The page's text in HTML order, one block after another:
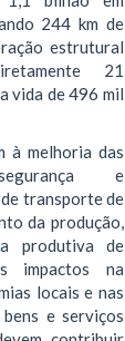
244 km de
estrutural
21
vida de 496 mil
à melhoria das
e
transporte de
da produção,
produtiva de
impactos na
locais e nas
e serviços